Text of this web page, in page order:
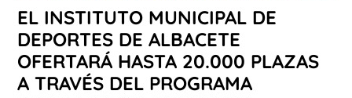
EL INSTITUTO MUNICIPAL DE
DEPORTES DE ALBACETE
OFERTARÁ HASTA 20.000 PLAZAS
A TRAVÉS DEL PROGRAMA